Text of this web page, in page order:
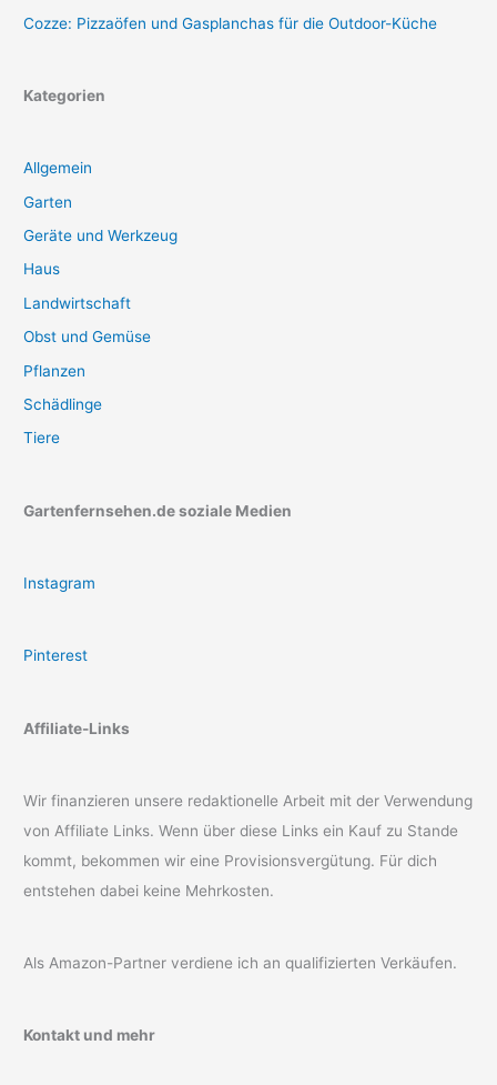
Cozze: Pizzaöfen und Gasplanchas für die Outdoor-Küche
Kategorien
Allgemein
Garten
Geräte und Werkzeug
Haus
Landwirtschaft
Obst und Gemüse
Pflanzen
Schädlinge
Tiere
Gartenfernsehen.de soziale Medien
Instagram
Pinterest
Affiliate-Links
Wir finanzieren unsere redaktionelle Arbeit mit der Verwendung
von Affiliate Links. Wenn über diese Links ein Kauf zu Stande
kommt, bekommen wir eine Provisionsvergütung. Für dich
entstehen dabei keine Mehrkosten.
Als Amazon-Partner verdiene ich an qualifizierten Verkäufen.
Kontakt und mehr